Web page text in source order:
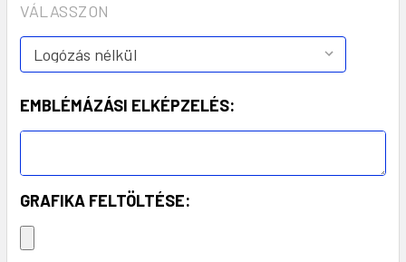
VÁLASSZON
EMBLÉMÁZÁSI ELKÉPZELÉS:
GRAFIKA FELTÖLTÉSE: